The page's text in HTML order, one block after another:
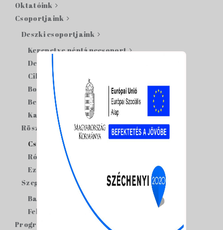
Oktatóink
Csoportjaink
Deszki csoportjaink
Kerepetye néptánccsoport
Deszki Deszkadöngetők néptánccsoport
Cibere néptánccsoport
Borbolya néptáncsoport
Belice néptánccsoport
Kacabajka néptánccsoport
Röszkei csoportjaink
Csöpörke néptánccsoport
Rózsabimbó néptánccsoport
Ezüstfás néptánccsoport
Szegedi csoportjaink
Babszem néptánccsoport
Felleghajtók néptánccsoport
Programjaink